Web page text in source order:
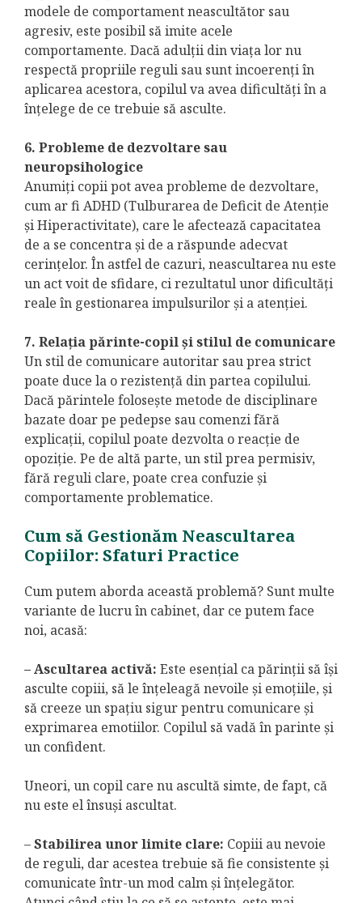
modele de comportament neascultător sau
agresiv, este posibil să imite acele
comportamente. Dacă adulții din viața lor nu
respectă propriile reguli sau sunt incoerenți în
aplicarea acestora, copilul va avea dificultăți în a
înțelege de ce trebuie să asculte.
6. Probleme de dezvoltare sau
neuropsihologice
Anumiți copii pot avea probleme de dezvoltare,
cum ar fi ADHD (Tulburarea de Deficit de Atenție
și Hiperactivitate), care le afectează capacitatea
de a se concentra și de a răspunde adecvat
cerințelor. În astfel de cazuri, neascultarea nu este
un act voit de sfidare, ci rezultatul unor dificultăți
reale în gestionarea impulsurilor și a atenției.
7. Relația părinte-copil și stilul de comunicare
Un stil de comunicare autoritar sau prea strict
poate duce la o rezistență din partea copilului.
Dacă părintele folosește metode de disciplinare
bazate doar pe pedepse sau comenzi fără
explicații, copilul poate dezvolta o reacție de
opoziție. Pe de altă parte, un stil prea permisiv,
fără reguli clare, poate crea confuzie și
comportamente problematice.
Cum să Gestionăm Neascultarea
Copiilor: Sfaturi Practice
Cum putem aborda această problemă? Sunt multe
variante de lucru în cabinet, dar ce putem face
noi, acasă:
– Ascultarea activă: Este esențial ca părinții să își
asculte copiii, să le înțeleagă nevoile și emoțiile, și
să creeze un spațiu sigur pentru comunicare şi
exprimarea emotiilor. Copilul să vadă în parinte şi
un confident.
Uneori, un copil care nu ascultă simte, de fapt, că
nu este el însuși ascultat.
–Stabilirea unor limite clare: Copiii au nevoie
de reguli, dar acestea trebuie să fie consistente și
comunicate într-un mod calm și înțelegător.